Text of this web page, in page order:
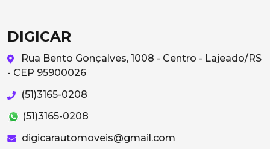
DIGICAR
Rua Bento Gonçalves, 1008 - Centro - Lajeado/RS
- CEP 95900026
(51)3165-0208
(51)3165-0208
digicarautomoveis@gmail.com